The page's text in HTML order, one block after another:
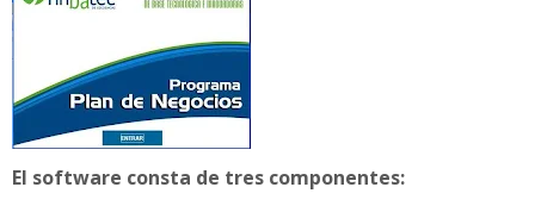
e
s
d
e
N
El software consta de tres componentes: